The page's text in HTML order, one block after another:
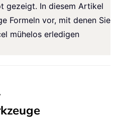
gezeigt. In diesem Artikel
Formeln vor, mit denen Sie
mühelos erledigen